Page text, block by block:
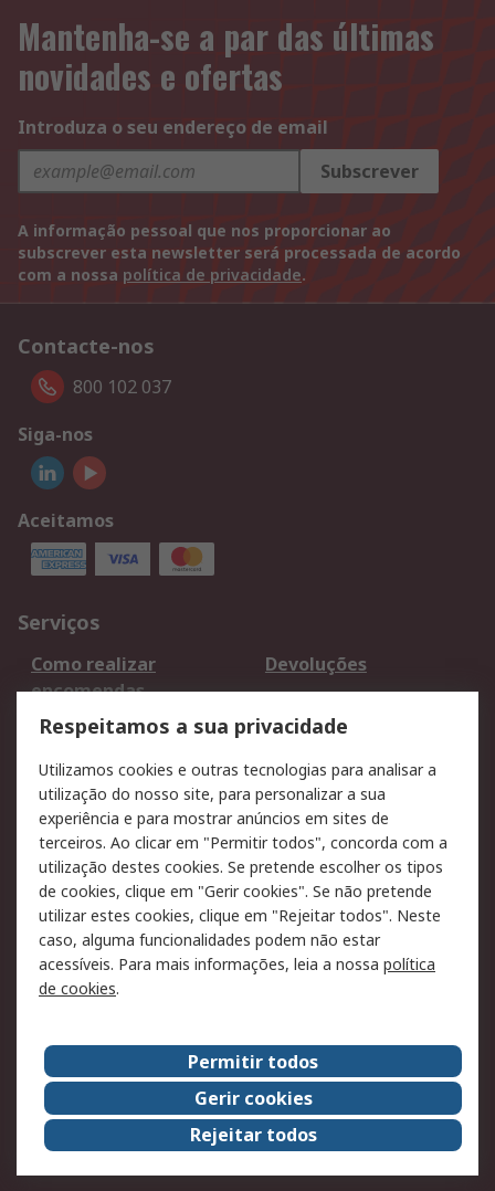
Mantenha-se a par das últimas
novidades e ofertas
Introduza o seu endereço de email
Subscrever
A informação pessoal que nos proporcionar ao
subscrever esta newsletter será processada de acordo
com a nossa política de privacidade.
Contacte-nos
800 102 037
Siga-nos
Aceitamos
Serviços
Como realizar
encomendas
Devoluções
Formas de entrega
Qualidade e ambiente
Pagamento e
faturação
Legal
Aviso legal
Política de cookies
Política de privacidade
- Atualizada
Segurança de emails
Condições de venda
Sobre a RS
A RS no mundo
RS Group
Sobre a RS
Trabalhar na RS
ESG
Respeitamos a sua privacidade
Utilizamos cookies e outras tecnologias para analisar a
utilização do nosso site, para personalizar a sua
experiência e para mostrar anúncios em sites de
terceiros. Ao clicar em "Permitir todos", concorda com a
utilização destes cookies. Se pretende escolher os tipos
de cookies, clique em "Gerir cookies". Se não pretende
utilizar estes cookies, clique em "Rejeitar todos". Neste
caso, alguma funcionalidades podem não estar
acessíveis. Para mais informações, leia a nossa política
de cookies.
Permitir todos
Gerir cookies
Rejeitar todos